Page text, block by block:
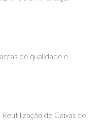
de qualidade e
de Caixas de